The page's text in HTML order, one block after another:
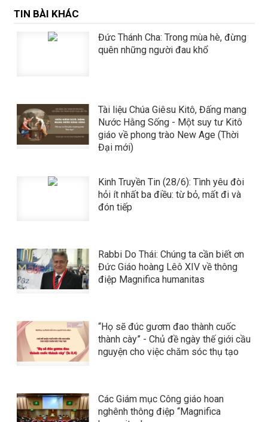
TIN BÀI KHÁC
Đức Thánh Cha: Trong mùa hè, đừng
quên những người đau khổ
Tài liệu Chúa Giêsu Kitô, Đấng mang
Nước Hằng Sống - Một suy tư Kitô
giáo về phong trào New Age (Thời
Đại mới)
Kinh Truyền Tin (28/6): Tình yêu đòi
hỏi ít nhất ba điều: từ bỏ, mất đi và
đón tiếp
Rabbi Do Thái: Chúng ta cần biết ơn
Đức Giáo hoàng Lêô XIV về thông
điệp Magnifica humanitas
“Họ sẽ đúc gươm đao thành cuốc
thành cày” - Chủ đề ngày thế giới cầu
nguyện cho việc chăm sóc thụ tạo
Các Giám mục Công giáo hoan
nghênh thông điệp “Magnifica